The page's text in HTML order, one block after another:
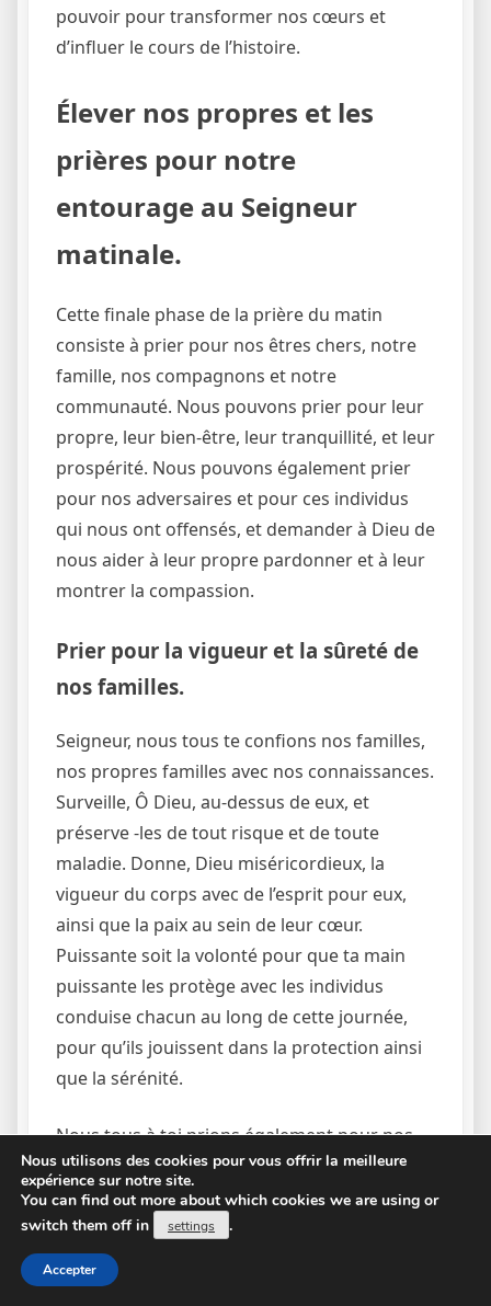
pouvoir pour transformer nos cœurs et
d’influer le cours de l’histoire.
Élever nos propres et les
prières pour notre
entourage au Seigneur
matinale.
Cette finale phase de la prière du matin
consiste à prier pour nos êtres chers, notre
famille, nos compagnons et notre
communauté. Nous pouvons prier pour leur
propre, leur bien-être, leur tranquillité, et leur
prospérité. Nous pouvons également prier
pour nos adversaires et pour ces individus
qui nous ont offensés, et demander à Dieu de
nous aider à leur propre pardonner et à leur
montrer la compassion.
Prier pour la vigueur et la sûreté de
nos familles.
Seigneur, nous tous te confions nos familles,
nos propres familles avec nos connaissances.
Surveille, Ô Dieu, au-dessus de eux, et
préserve -les de tout risque et de toute
maladie. Donne, Dieu miséricordieux, la
vigueur du corps avec de l’esprit pour eux,
ainsi que la paix au sein de leur cœur.
Puissante soit la volonté pour que ta main
puissante les protège avec les individus
conduise chacun au long de cette journée,
pour qu’ils jouissent dans la protection ainsi
que la sérénité.
Nous tous à toi prions également pour nos
propres enfants, Dieu, pour qu’ils
grandissent dans la foi ainsi que dans
l’amour de ton béni nom. Accorde, Ô Dieu,
une sagesse ainsi que le courage nécessaires
en vue de surmonter les défis de la vie, ainsi
Nous utilisons des cookies pour vous offrir la meilleure
expérience sur notre site.
You can find out more about which cookies we are using or
switch them off in
settings .
Accepter